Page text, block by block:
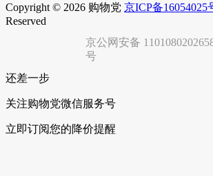
Copyright © 2026 购物党 京ICP备16054025
Reserved
京公网安备
号
还差一步
关注购物党微信服务号
立即订阅您的降价提醒